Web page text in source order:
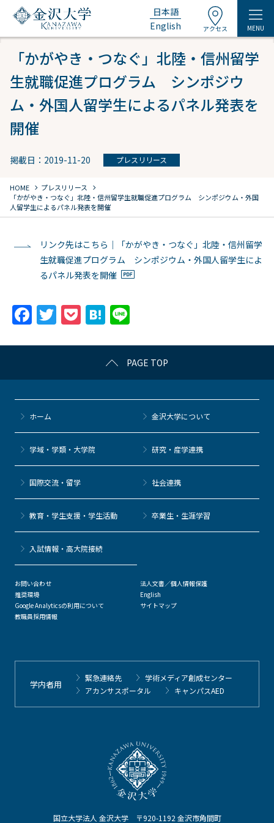
日本語
English
アクセス MENU
「かがやき・つなぐ」北陸・信州留学
生就職促進プログラム シンポジウ
ム・外国人留学生によるパネル発表を
開催
掲載日：2019-11-20 プレスリリース
HOME chevron_right プレスリリース chevron_right
「かがやき・つなぐ」北陸・信州留学生就職促進プログラム シンポジウム・外国
人留学生によるパネル発表を開催
リンク先はこちら｜「かがやき・つなぐ」北陸・信州留学
生就職促進プログラム シンポジウム・外国人留学生によ
るパネル発表を開催
F
c
e
b
o
o
k
T
itt
er
P
c
k
et
H
e
n
a
e
PAGE TOP
国立大学法人 金沢大学 〒920-1192 金沢市角間町
ホーム 金沢大学について
学域・学類・大学院 研究・産学連携
国際交流・留学 社会連携
教育・学生支援・学生活動 卒業生・生涯学習
⼊試情報・高大院接続
お問い合わせ
推奨環境
Google Analyticsの利用について
教職員採用情報
法人文書／個人情報保護
English
サイトマップ
学内者用
緊急連絡先
学術メディア創成センター
アカンサスポータル
キャンパスAED